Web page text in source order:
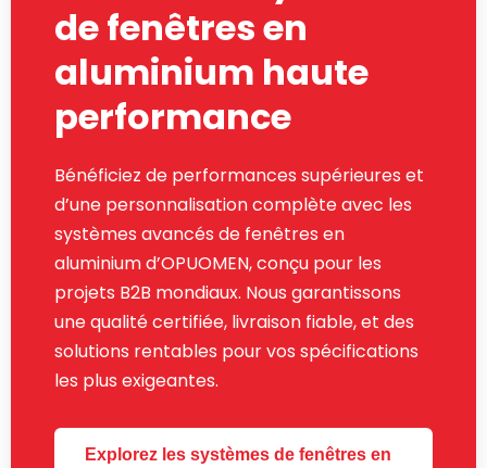
de fenêtres en
aluminium haute
performance
Bénéficiez de performances supérieures et
d’une personnalisation complète avec les
systèmes avancés de fenêtres en
aluminium d’OPUOMEN, conçu pour les
projets B2B mondiaux. Nous garantissons
une qualité certifiée, livraison fiable, et des
solutions rentables pour vos spécifications
les plus exigeantes.
Explorez les systèmes de fenêtres en